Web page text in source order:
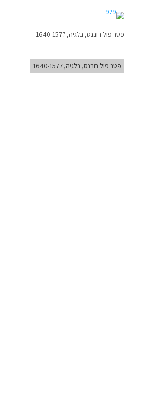
פטר פול רובנס, בלגיה, 1640-1577
פטר פול רובנס, בלגיה, 1640-1577